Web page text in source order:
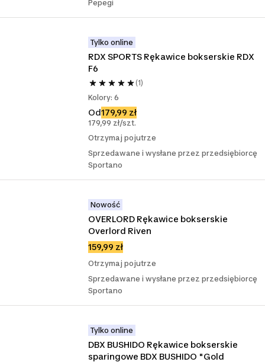
Pepegi
Tylko online
RDX SPORTS Rękawice bokserskie RDX
F6
(1)
Kolory: 6
Od179,99 zł
179,99 zł/szt.
Otrzymaj pojutrze
Sprzedawane i wysłane przez przedsiębiorcę
Sportano
Nowość
OVERLORD Rękawice bokserskie
Overlord Riven
159,99 zł
Otrzymaj pojutrze
Sprzedawane i wysłane przez przedsiębiorcę
Sportano
Tylko online
DBX BUSHIDO Rękawice bokserskie
sparingowe BDX BUSHIDO "Gold